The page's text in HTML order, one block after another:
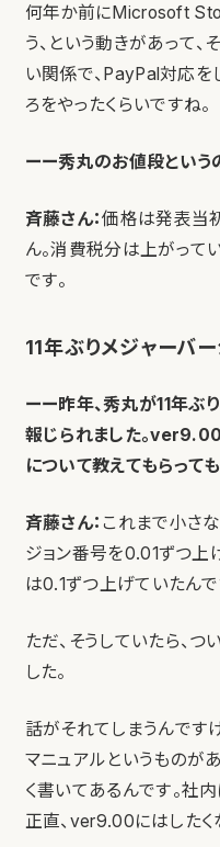
何年か前にMicrosoft
う、という動きがあって
い関係で、PayPal対応を
ろをやったくらいですね。
ーー秀丸のお値段という
斉藤さん：価格は発表当
ん。消費税分は上がって
です。
11年ぶりメジャーバ
ーー昨年、秀丸が11年ぶ
報じられました。
について教えてもらって
斉藤さん： これまで小さ
ジョン番号を0.01ずつ上
は0.1ずつ上げていたんで
ただ、そうしていたら、
した。
話がそれてしまうんです
マニュアルというものが
く書いてあるんです。社
正直、ver9.00にはしたく